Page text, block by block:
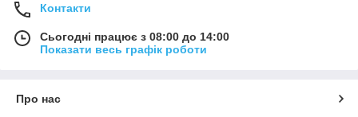
Контакти
Сьогодні працює з 08:00 до 14:00
Показати весь графік роботи
Про нас